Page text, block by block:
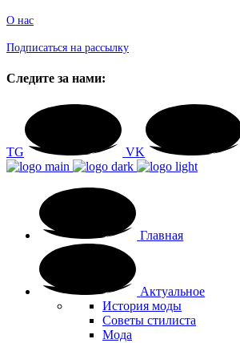
О нас
Подписаться на рассылку
Следите за нами:
TG VK
Главная
Актуальное
История моды
Советы стилиста
Мода